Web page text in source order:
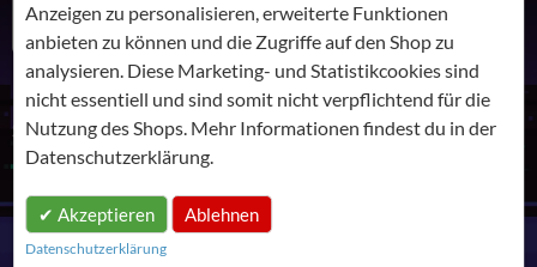
SHIPPING
Anzeigen zu personalisieren, erweiterte Funktionen
anbieten zu können und die Zugriffe auf den Shop zu
analysieren. Diese Marketing- und Statistikcookies sind
nicht essentiell und sind somit nicht verpflichtend für die
Nutzung des Shops. Mehr Informationen findest du in der
Datenschutzerklärung.
Akzeptieren Ablehnen
Datenschutzerklärung